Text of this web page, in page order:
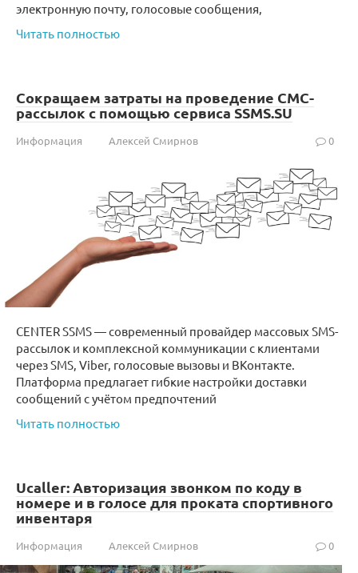
электронную почту, голосовые сообщения,
Читать полностью
Сокращаем затраты на проведение СМС-
рассылок с помощью сервиса SSMS.SU
Информация Алексей Смирнов 0
CENTER SSMS — современный провайдер массовых SMS-
рассылок и комплексной коммуникации с клиентами
через SMS, Viber, голосовые вызовы и ВКонтакте.
Платформа предлагает гибкие настройки доставки
сообщений с учётом предпочтений
Читать полностью
Ucaller: Авторизация звонком по коду в
номере и в голосе для проката спортивного
инвентаря
Информация Алексей Смирнов 0